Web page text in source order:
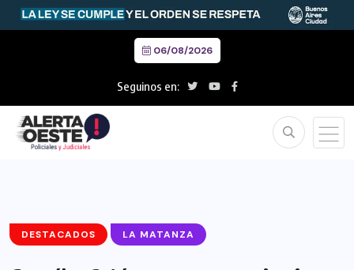
06/08/2026
Seguinos en:
DESTACADOS LA MATANZA